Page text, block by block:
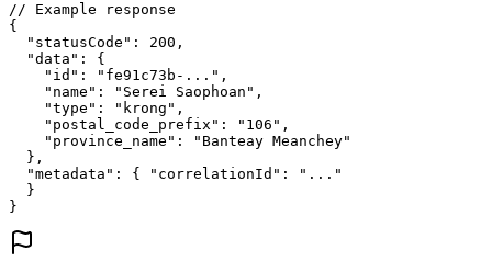
// Example response
{
"statusCode" : 200 ,
"data" : {
"id" : "fe91c73b-..." ,
"name" : "Serei Saophoan" ,
"type" : "krong" ,
"postal_code_prefix" : "106" ,
"province_name" :
"Banteay Meanchey"
},
"metadata" : { "correlationId" :
"..."
}
}